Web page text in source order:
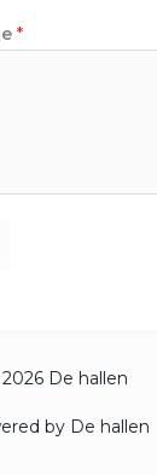
*
De hallen
by De hallen